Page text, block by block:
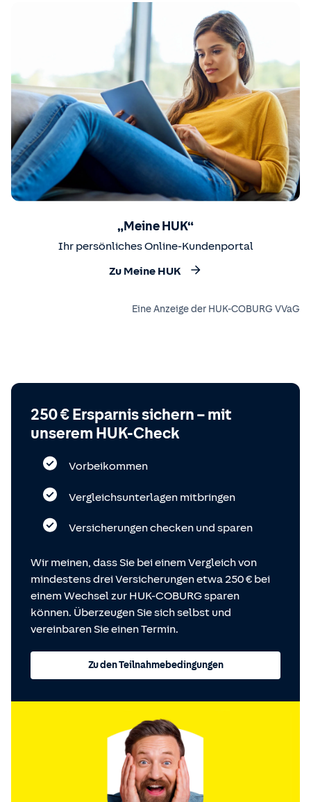
„Meine HUK“
Ihr persönliches Online-Kundenportal
Zu Meine HUK
Eine Anzeige der HUK-COBURG VVaG
250 € Ersparnis sichern – mit
unserem HUK-Check
Vorbeikommen
Vergleichsunterlagen mitbringen
Versicherungen checken und sparen
Wir meinen, dass Sie bei einem Vergleich von
mindestens drei Versicherungen etwa 250 € bei
einem Wechsel zur HUK-COBURG sparen
können. Überzeugen Sie sich selbst und
vereinbaren Sie einen Termin.
Zu den Teilnahmebedingungen